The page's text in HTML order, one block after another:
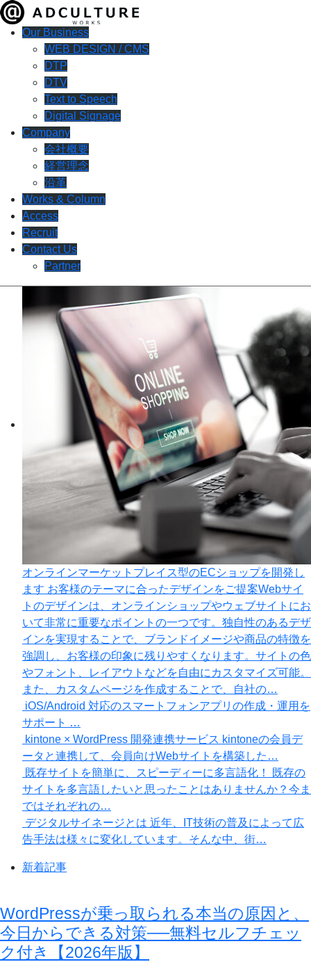
Our Business
WEB DESIGN / CMS
DTP
DTV
Text to Speech
Digital Signage
Company
会社概要
経営理念
沿革
Works & Column
Access
Recruit
Contact Us
Partner
オンラインマーケットプレイス型のECショップを開発し
ます お客様のテーマに合ったデザインをご提案Webサイ
トのデザインは、オンラインショップやウェブサイトにお
いて非常に重要なポイントの一つです。独自性のあるデザ
インを実現することで、ブランドイメージや商品の特徴を
強調し、お客様の印象に残りやすくなります。サイトの色
やフォント、レイアウトなどを自由にカスタマイズ可能。
また、カスタムページを作成することで、自社の…
iOS/Android 対応のスマートフォンアプリの作成・運用を
サポート …
kintone × WordPress 開発連携サービス kintoneの会員デ
ータと連携して、会員向けWebサイトを構築した…
既存サイトを簡単に、スピーディーに多言語化！
既存の
サイトを多言語したいと思ったことはありませんか？今ま
ではそれぞれの…
デジタルサイネージとは 近年、IT技術の普及によって広
告手法は様々に変化しています。そんな中、街…
新着記事
WordPressが乗っ取られる本当の原因と、
今日からできる対策──無料セルフチェッ
ク付き【2026年版】